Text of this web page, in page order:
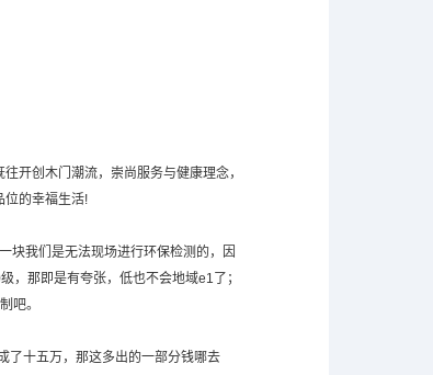
开创木门潮流，崇尚服务与健康理念，
位的幸福生活!
块我们是无法现场进行环保检测的，因
，那即是有夸张，低也不会地域e1了；
吧。
了十五万，那这多出的一部分钱哪去